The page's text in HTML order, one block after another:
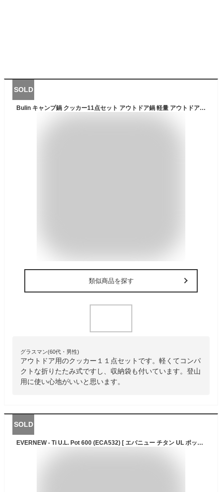
SOLD
Bulin キャンプ鍋 クッカー11点セット アウトドア鍋 軽量 アウトドアクッカー アルミニウム 折畳み式 コッへル・クッカーセット 収納袋付き 調理器具 キャンプ用品 登山用 キャンプ クッカー
類似商品を探す
グラスマン(60代・男性)
アウトドア用のクッカー１１点セットです。軽くてコンパ
クトな折りたたみ式ですし、収納袋も付いています。登山
用に使い心地がいいと思います。
SOLD
EVERNEW - Ti U.L. Pot 600 (ECA532) [ エバニュー チタン UL ポット ウルトラライト クッカー 平型 平ナベ 鍋 登山 ]